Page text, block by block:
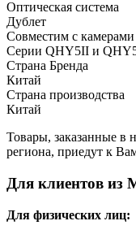
Оптическая система
Дублет
Совместим с камерами
Серии QHY5II и
Страна Бренда
Китай
Страна производства
Китай
Товары, заказанные в
региона, приедут к
Для клиентов из
Для физических лиц: